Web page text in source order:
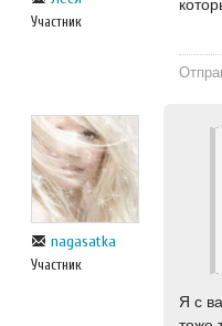
Участник
nagasatka
Участник
Я с